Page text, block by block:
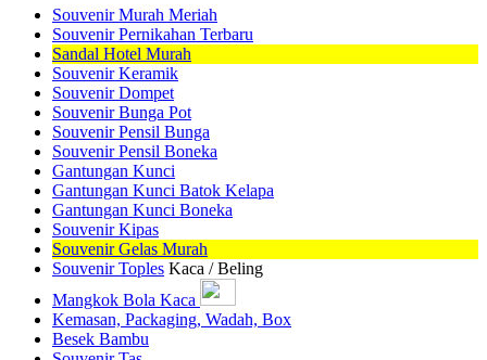
Souvenir Murah Meriah
Souvenir Pernikahan Terbaru
Sandal Hotel Murah
Souvenir Keramik
Souvenir Dompet
Souvenir Bunga Pot
Souvenir Pensil Bunga
Souvenir Pensil Boneka
Gantungan Kunci
Gantungan Kunci Batok Kelapa
Gantungan Kunci Boneka
Souvenir Kipas
Souvenir Gelas Murah
Souvenir Toples Kaca / Beling
Mangkok Bola Kaca
Kemasan, Packaging, Wadah, Box
Besek Bambu